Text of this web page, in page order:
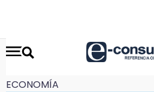
ECONOMÍA